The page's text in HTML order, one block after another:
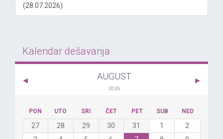
(28.07.2026)
Kalendar dešavanja
AUGUST
2026
PON UTO SRI ČET PET SUB NED
27 28 29 30 31 1
2